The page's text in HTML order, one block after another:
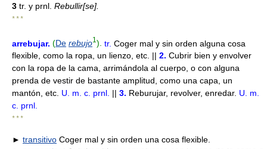
3 tr. y prnl. Rebullir[se].
* * *
arrebujar. (De rebujo1). tr. Coger mal y sin orden alguna cosa
flexible, como la ropa, un lienzo, etc. || 2. Cubrir bien y envolver
con la ropa de la cama, arrimándola al cuerpo, o con alguna
prenda de vestir de bastante amplitud, como una capa, un
mantón, etc. U. m. c. prnl. || 3. Reburujar, revolver, enredar. U. m.
c. prnl.
* * *
► transitivo Coger mal y sin orden una cosa flexible.